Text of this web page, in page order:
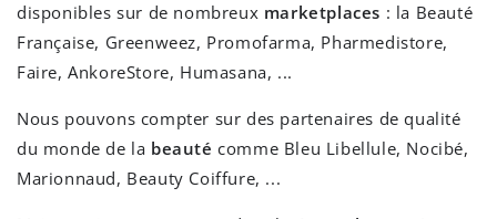
disponibles sur de nombreux marketplaces : la Beauté
Française, Greenweez, Promofarma, Pharmedistore,
Faire, AnkoreStore, Humasana, ...
Nous pouvons compter sur des partenaires de qualité
du monde de la beauté comme Bleu Libellule, Nocibé,
Marionnaud, Beauty Coiffure, ...